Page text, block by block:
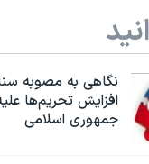
نگاهی به مصوبه
افزایش تحریم‌ها
جمهوری اسلامی